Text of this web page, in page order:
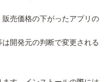
売価格の下がったアプリの
開発元の判断で変更される